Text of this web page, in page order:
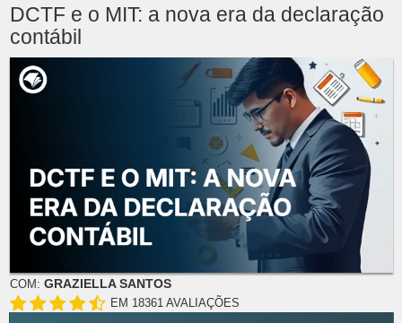
DCTF e o MIT: a nova era da declaração
contábil
COM: GRAZIELLA SANTOS
EM 18361 AVALIAÇÕES